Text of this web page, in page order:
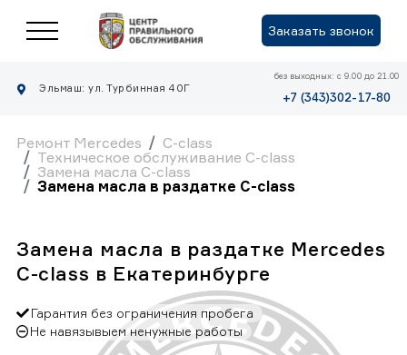
Заказать звонок
Эльмаш: ул. Турбинная 40Г
без выходных: с 9.00 до 21.00
+7 (343)302-17-80
Ремонт Mercedes
C-class
Техническое обслуживание C-class
Замена масла C-class
Замена масла в раздатке C-class
Замена масла в раздатке Mercedes
C-class в Екатеринбурге
Гарантия без ограничения пробега
Не навязывыем ненужные работы